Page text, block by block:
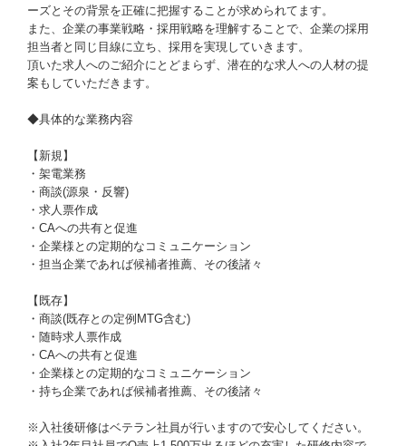
ーズとその背景を正確に把握することが求められてます。
また、企業の事業戦略・採用戦略を理解することで、企業の採用
担当者と同じ目線に立ち、採用を実現していきます。
頂いた求人へのご紹介にとどまらず、潜在的な求人への人材の提
案もしていただきます。
◆具体的な業務内容
【新規】
・架電業務
・商談(源泉・反響)
・求人票作成
・CAへの共有と促進
・企業様との定期的なコミュニケーション
・担当企業であれば候補者推薦、その後諸々
【既存】
・商談(既存との定例MTG含む)
・随時求人票作成
・CAへの共有と促進
・企業様との定期的なコミュニケーション
・持ち企業であれば候補者推薦、その後諸々
※入社後研修はベテラン社員が行いますので安心してください。